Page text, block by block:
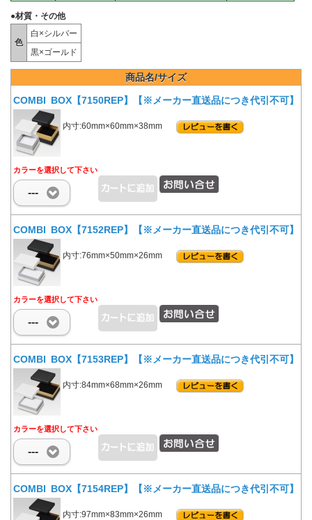
●材質・その他
色
白×シルバー
黒×ゴールド
商品名/サイズ
COMBI BOX【7150REP】【※メーカー直送品につき代引不可】
内寸:60mm×60mm×38mm
カラーを選択して下さい
---
COMBI BOX【7152REP】【※メーカー直送品につき代引不可】
内寸:76mm×50mm×26mm
カラーを選択して下さい
---
COMBI BOX【7153REP】【※メーカー直送品につき代引不可】
内寸:84mm×68mm×26mm
カラーを選択して下さい
---
COMBI BOX【7154REP】【※メーカー直送品につき代引不可】
内寸:97mm×83mm×26mm